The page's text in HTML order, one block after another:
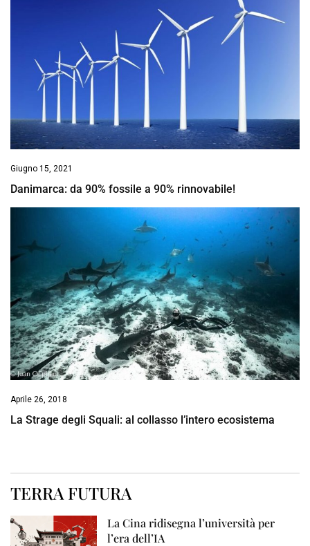
Giugno 15, 2021
Danimarca: da 90% fossile a 90% rinnovabile!
Aprile 26, 2018
La Strage degli Squali: al collasso l’intero ecosistema
TERRA FUTURA
La Cina ridisegna l’università per
l’era dell’IA